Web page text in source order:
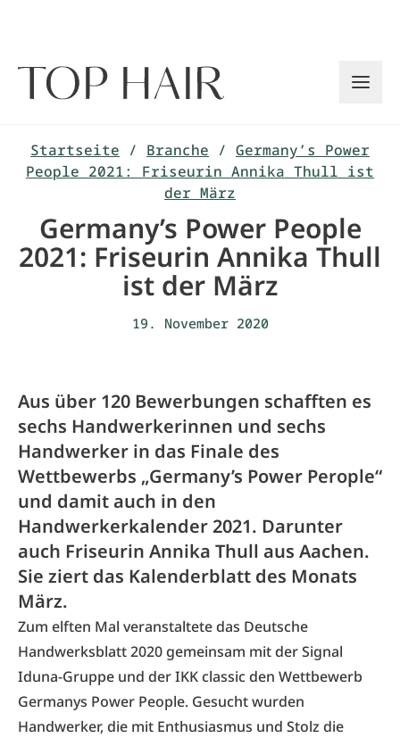
Startseite / Branche / Germany’s Power
People 2021: Friseurin Annika Thull ist
der März
Germany’s Power People
2021: Friseurin Annika Thull
ist der März
19. November 2020
Aus über 120 Bewerbungen schafften es
sechs Handwerkerinnen und sechs
Handwerker in das Finale des
Wettbewerbs „Germany’s Power Perople“
und damit auch in den
Handwerkerkalender 2021. Darunter
auch Friseurin Annika Thull aus Aachen.
Sie ziert das Kalenderblatt des Monats
März.
Zum elften Mal veranstaltete das Deutsche
Handwerksblatt 2020 gemeinsam mit der Signal
Iduna-Gruppe und der IKK classic den Wettbewerb
Germanys Power People. Gesucht wurden
Handwerker, die mit Enthusiasmus und Stolz die